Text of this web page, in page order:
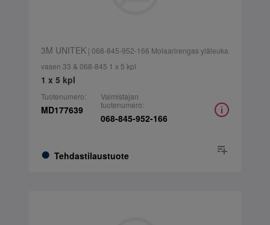
3M UNITEK| 068-845-952-166 Molaarirengas yläleuka
vasen 33 & 068-845 1 x 5 kpl
1 x 5 kpl
Tuotenumero:
MD177639
Tehdastilaustuote
Valmistajan
tuotenumero:
068-845-952-166